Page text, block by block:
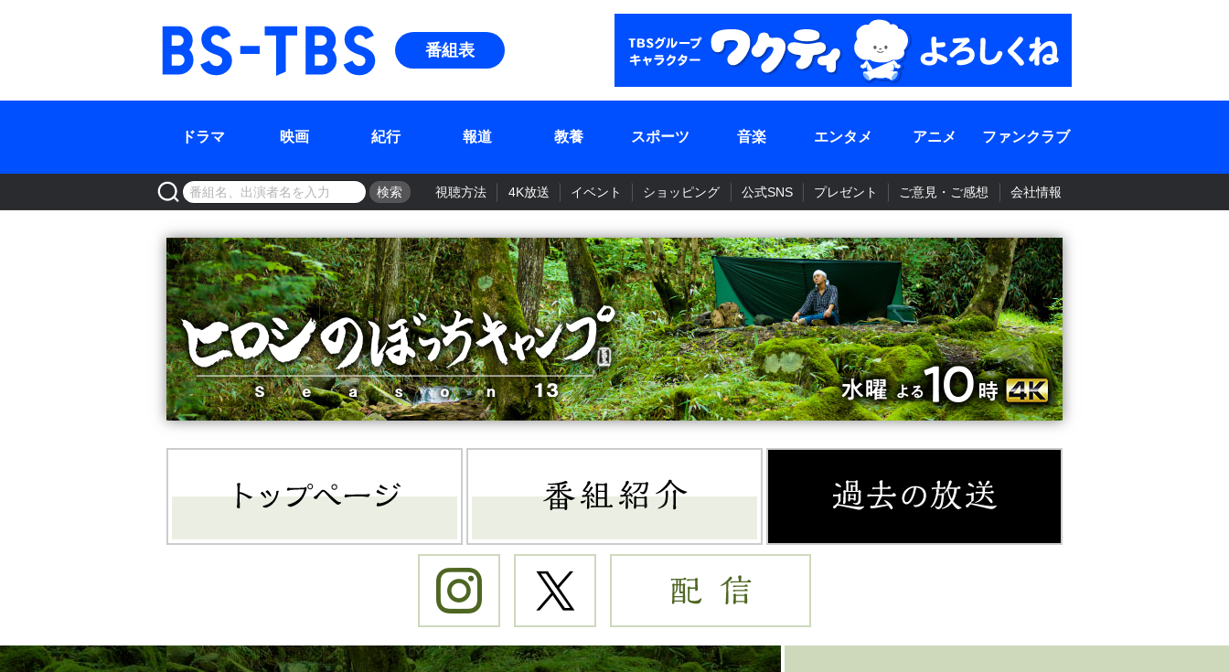
BS-TBS
番組表
ドラマ 映画 紀行 報道 教養 スポーツ 音楽 エンタメ アニメ ファンクラブ
検索 視聴方法 4K放送 イベント ショッピング 公式SNS プレゼント ご意見・ご感想 会社情報
Instagram Twitter
過去の放送